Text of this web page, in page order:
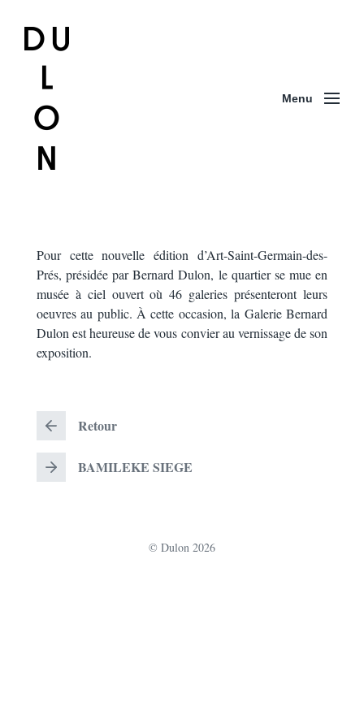
Menu
Pour cette nouvelle édition d’Art-Saint-Germain-des-
Prés, présidée par Bernard Dulon, le quartier se mue en
musée à ciel ouvert où 46 galeries présenteront leurs
oeuvres au public. À cette occasion, la Galerie Bernard
Dulon est heureuse de vous convier au vernissage de son
exposition.
R
e
t
o
Retour
BAMILEKE SIEGE
© Dulon 2026